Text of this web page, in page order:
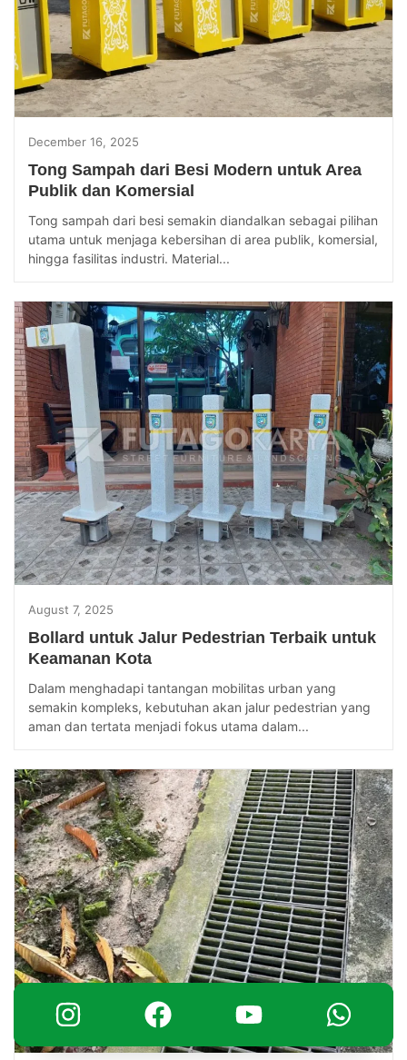
December 16, 2025
Tong Sampah dari Besi Modern untuk Area
Publik dan Komersial
Tong sampah dari besi semakin diandalkan sebagai pilihan
utama untuk menjaga kebersihan di area publik, komersial,
hingga fasilitas industri. Material...
August 7, 2025
Bollard untuk Jalur Pedestrian Terbaik untuk
Keamanan Kota
Dalam menghadapi tantangan mobilitas urban yang
semakin kompleks, kebutuhan akan jalur pedestrian yang
aman dan tertata menjadi fokus utama dalam...